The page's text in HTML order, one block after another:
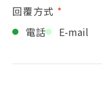
回覆方式 *
電話
E-mail